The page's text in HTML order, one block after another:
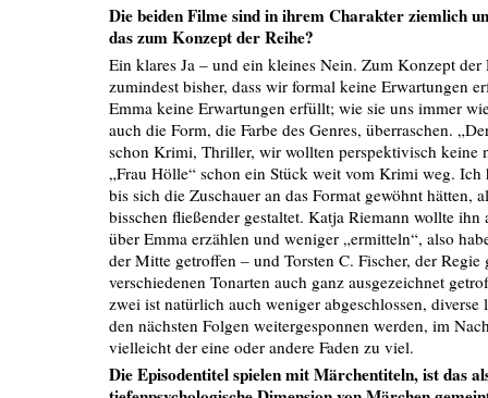
Die beiden Filme sind in ihrem Charakter ziemlich
das zum Konzept der Reihe?
Ein klares Ja – und ein kleines Nein. Zum Konzept der
zumindest bisher, dass wir formal keine Erwartungen
Emma keine Erwartungen erfüllt; wie sie uns immer
auch die Form, die Farbe des Genres, überraschen.
schon Krimi, Thriller, wir wollten perspektivisch keine
„Frau Hölle“ schon ein Stück weit vom Krimi weg. Ich
bis sich die Zuschauer an das Format gewöhnt hätten,
bisschen fließender gestaltet. Katja Riemann wollte ihn
über Emma erzählen und weniger „ermitteln“, also
der Mitte getroffen – und Torsten C. Fischer, der Regie
verschiedenen Tonarten auch ganz ausgezeichnet
zwei ist natürlich auch weniger abgeschlossen, diverse
den nächsten Folgen weitergesponnen werden, im
vielleicht der eine oder andere Faden zu viel.
Die Episodentitel spielen mit Märchentiteln, ist das